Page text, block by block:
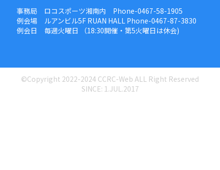
事務局 ロコスポーツ湘南内 Phone-0467-58-1905
例会場 ルアンビル5F RUAN HALL Phone-0467-87-3830
例会日 毎週火曜日 （18:30開催・第5火曜日は休会)
©Copyright 2022-2024 CCRC-Web ALL Right Reserved
SINCE: 1.JUL.2017